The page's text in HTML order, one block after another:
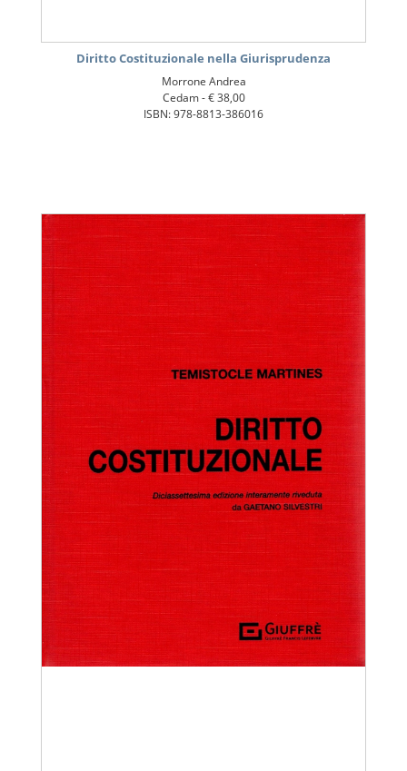
Diritto Costituzionale nella Giurisprudenza
Morrone Andrea
Cedam -€ 38,00
ISBN: 978-8813-386016